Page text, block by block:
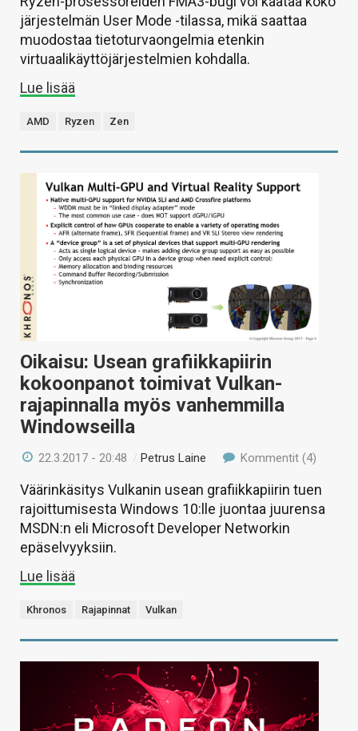
järjestelmän User Mode -tilassa, mikä saattaa
muodostaa tietoturvaongelmia etenkin
virtuaalikäyttöjärjestelmien kohdalla.
Lue lisää
AMD Ryzen Zen
Oikaisu: Usean grafiikkapiirin
kokoonpanot toimivat Vulkan-
rajapinnalla myös vanhemmilla
Windowseilla
22.3.2017 - 20:48 / Petrus Laine Kommentit (4)
Väärinkäsitys Vulkanin usean grafiikkapiirin tuen
rajoittumisesta Windows 10:lle juontaa juurensa
MSDN:n eli Microsoft Developer Networkin
epäselvyyksiin.
Lue lisää
Khronos Rajapinnat Vulkan